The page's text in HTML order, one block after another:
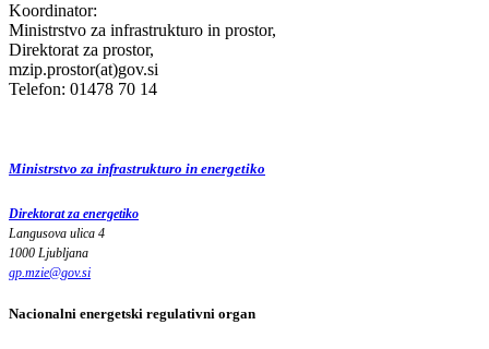
Koordinator:
Ministrstvo za infrastrukturo in prostor,
Direktorat za prostor,
mzip.prostor(at)gov.si
Telefon: 01478 70 14
Ministrstvo za infrastrukturo in energetiko
Direktorat za energetiko
Langusova ulica 4
1000 Ljubljana
gp.mzie@gov.si
Nacionalni energetski regulativni organ